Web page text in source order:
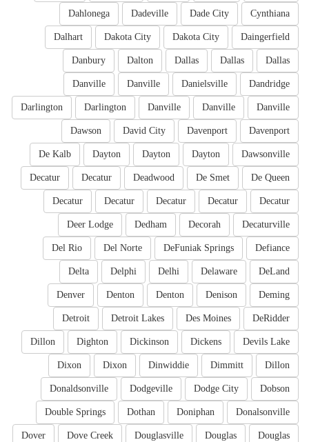
Cynthiana
Dade City
Dadeville
Dahlonega
Daingerfield
Dakota City
Dakota City
Dalhart
Dallas
Dallas
Dallas
Dalton
Danbury
Dandridge
Danielsville
Danville
Danville
Danville
Danville
Danville
Darlington
Darlington
Davenport
Davenport
David City
Dawson
Dawsonville
Dayton
Dayton
Dayton
De Kalb
De Queen
De Smet
Deadwood
Decatur
Decatur
Decatur
Decatur
Decatur
Decatur
Decatur
Decaturville
Decorah
Dedham
Deer Lodge
Defiance
DeFuniak Springs
Del Norte
Del Rio
DeLand
Delaware
Delhi
Delphi
Delta
Deming
Denison
Denton
Denton
Denver
DeRidder
Des Moines
Detroit Lakes
Detroit
Devils Lake
Dickens
Dickinson
Dighton
Dillon
Dillon
Dimmitt
Dinwiddie
Dixon
Dixon
Dobson
Dodge City
Dodgeville
Donaldsonville
Donalsonville
Doniphan
Dothan
Double Springs
Douglas
Douglas
Douglasville
Dove Creek
Dover